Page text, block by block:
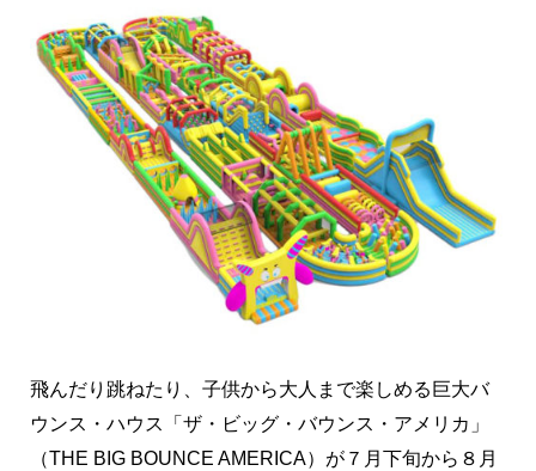
飛んだり跳ねたり、子供から大人まで楽しめる巨大バ
ウンス・ハウス「ザ・ビッグ・バウンス・アメリカ」
（THE BIG BOUNCE AMERICA）が７月下旬から８月